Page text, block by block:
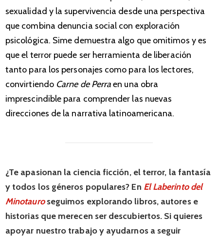
sexualidad y la supervivencia desde una perspectiva
que combina denuncia social con exploración
psicológica. Sime demuestra algo que omitimos y es
que el terror puede ser herramienta de liberación
tanto para los personajes como para los lectores,
convirtiendo Carne de Perraen una obra
imprescindible para comprender las nuevas
direcciones de la narrativa latinoamericana.
¿Te apasionan la ciencia ficción, el terror, la fantasía
y todos los géneros populares? En El Laberinto del
Minotauroseguimos explorando libros, autores e
historias que merecen ser descubiertos. Si quieres
apoyar nuestro trabajo y ayudarnos a seguir